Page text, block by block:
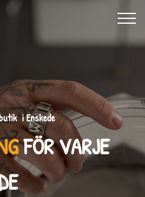
i Enskede
FÖR VARJE